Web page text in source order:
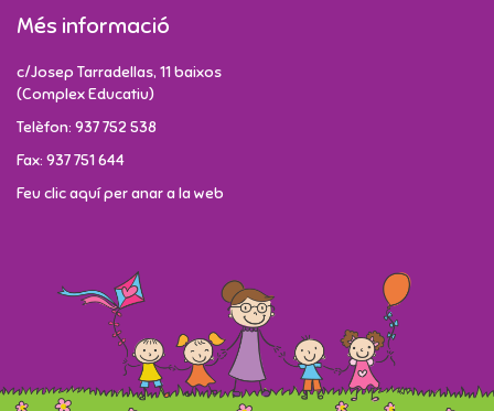
Més informació
c/Josep Tarradellas, 11 baixos
(Complex Educatiu)
Telèfon: 937 752 538
Fax: 937 751 644
Feu clic aquí per anar a la web